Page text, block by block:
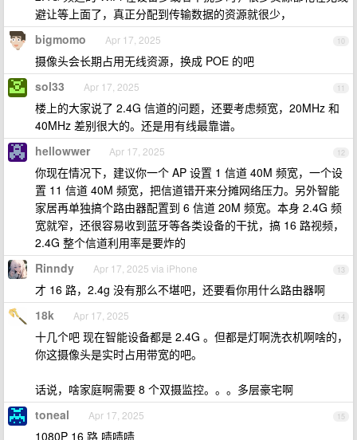
避让等上面了，真正分配到传输数据的资源就很少，
10
bigmomo Apr 17, 2025
摄像头会长期占用无线资源，换成 POE 的吧
11
sol33 Apr 17, 2025
楼上的大家说了 2.4G 信道的问题，还要考虑频宽，20MHz 和
40MHz 差别很大的。还是用有线最靠谱。
12
hellowwer Apr 17, 2025
你现在情况下，建议你一个 AP 设置 1 信道 40M 频宽，一个设
置 11 信道 40M 频宽，把信道错开来分摊网络压力。另外智能
家居再单独搞个路由器配置到 6 信道 20M 频宽。本身 2.4G 频
宽就窄，还很容易收到蓝牙等各类设备的干扰，搞 16 路视频，
2.4G 整个信道利用率是要炸的
13
Rinndy Apr 17, 2025 via iPhone
才 16 路，2.4g 没有那么不堪吧，还要看你用什么路由器啊
14
18k Apr 17, 2025
十几个吧 现在智能设备都是 2.4G 。但都是灯啊洗衣机啊啥的，
你这摄像头是实时占用带宽的吧。
话说，啥家庭啊需要 8 个双摄监控。。。多层豪宅啊
15
toneal Apr 17, 2025
1080P 16 路 啧啧啧